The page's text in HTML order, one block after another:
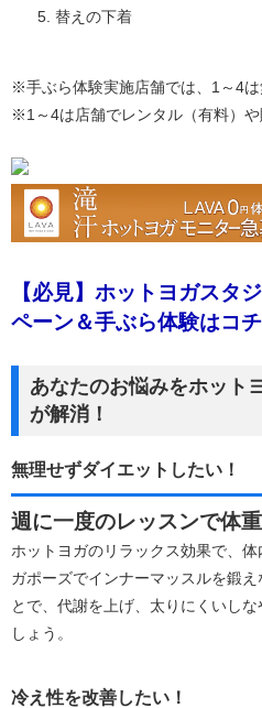
替えの下着
※手ぶら体験実施店舗では、1～4は
※1～4は店舗でレンタル（有料）や
【必見】ホットヨガスタ
ペーン＆手ぶら体験はコ
あなたのお悩みをホット
が解消！
無理せずダイエットしたい！
週に一度のレッスンで体
ホットヨガのリラックス効果で、
ガポーズでインナーマッスルを鍛
とで、代謝を上げ、太りにくいし
しょう。
冷え性を改善したい！